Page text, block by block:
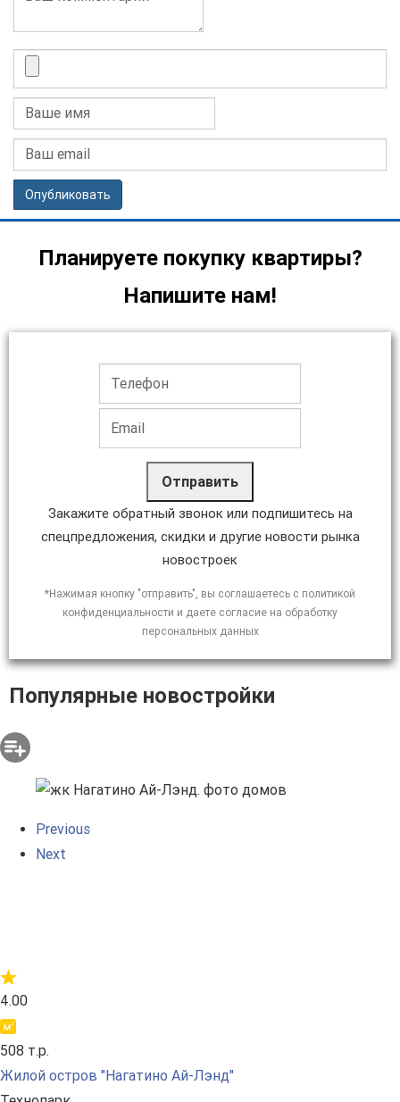
Опубликовать
Планируете покупку квартиры?
Напишите нам!
Отправить
Закажите обратный звонок или подпишитесь на
спецпредложения, скидки и другие новости рынка
новостроек
*Нажимая кнопку "отправить", вы соглашаетесь с политикой
конфиденциальности и даете согласие на обработку
персональных данных
Популярные новостройки
Previous
Next
4.00
508 т.р.
Жилой остров "Нагатино Ай-Лэнд"